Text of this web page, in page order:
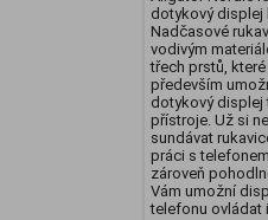
dotykový displej
Nadčasové
vodivým
třech prstů,
především
dotykový displej
přístroje. Už si
sundávat
práci s
zároveň
Vám umožní
telefonu ovládat